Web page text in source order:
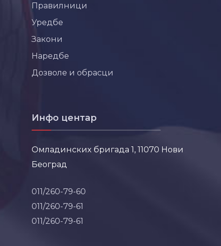
Правилници
Уредбе
Закони
Наредбе
Дозволе и обрасци
Инфо центар
Омладинских бригада 1, 11070 Нови
Београд
011/260-79-60
011/260-79-61
011/260-79-61